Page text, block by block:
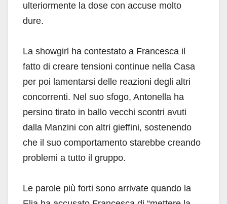
ulteriormente la dose con accuse molto
dure.
La showgirl ha contestato a Francesca il
fatto di creare tensioni continue nella Casa
per poi lamentarsi delle reazioni degli altri
concorrenti. Nel suo sfogo, Antonella ha
persino tirato in ballo vecchi scontri avuti
dalla Manzini con altri gieffini, sostenendo
che il suo comportamento starebbe creando
problemi a tutto il gruppo.
Le parole più forti sono arrivate quando la